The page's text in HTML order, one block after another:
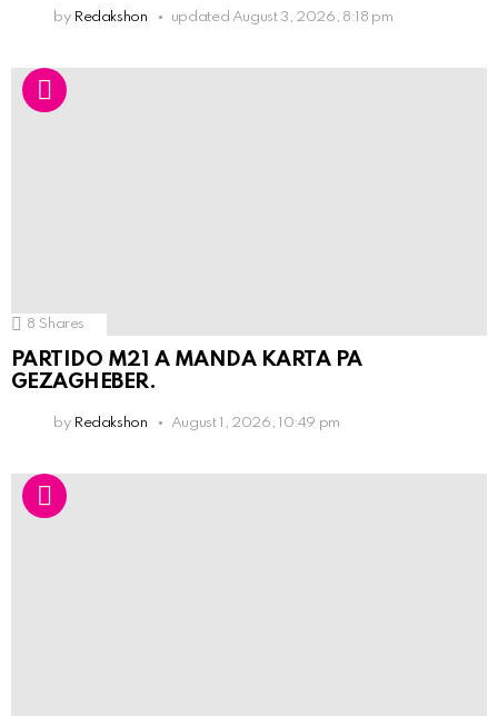
by Redakshon updated August 3, 2026, 8:18 pm
8 Shares
PARTIDO M21 A MANDA KARTA PA
GEZAGHEBER.
by Redakshon August 1, 2026, 10:49 pm